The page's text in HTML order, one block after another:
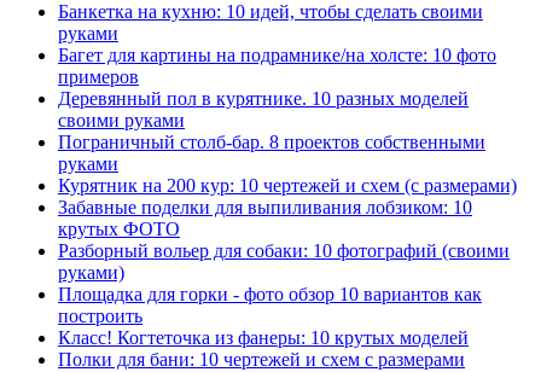
Банкетка на кухню: 10 идей, чтобы сделать своими
руками
Багет для картины на подрамнике/на холсте: 10 фото
примеров
Деревянный пол в курятнике. 10 разных моделей
своими руками
Пограничный столб-бар. 8 проектов собственными
руками
Курятник на 200 кур: 10 чертежей и схем (с размерами)
Забавные поделки для выпиливания лобзиком: 10
крутых ФОТО
Разборный вольер для собаки: 10 фотографий (своими
руками)
Площадка для горки - фото обзор 10 вариантов как
построить
Класс! Когтеточка из фанеры: 10 крутых моделей
Полки для бани: 10 чертежей и схем с размерами